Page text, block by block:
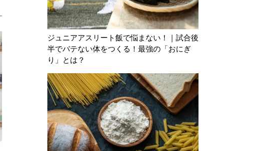
ジュニアアスリート飯で悩まない！｜試合後
半でバテない体をつくる！最強の「おにぎ
り」とは？